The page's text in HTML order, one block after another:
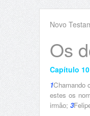
Novo
Os
Capítulo 10
1Chamando
estes os
irmão; 3